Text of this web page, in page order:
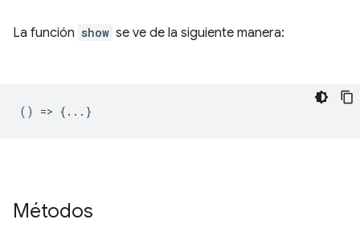
La función show se ve de la siguiente manera:
() => {...}
Métodos